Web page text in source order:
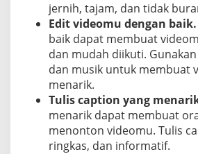
jernih, tajam, dan tidak
Edit videomu dengan baik.
baik dapat membuat
dan mudah diikuti.
dan musik untuk membuat
menarik.
Tulis caption yang
menarik dapat membuat
menonton videomu. Tulis
ringkas, dan informatif.